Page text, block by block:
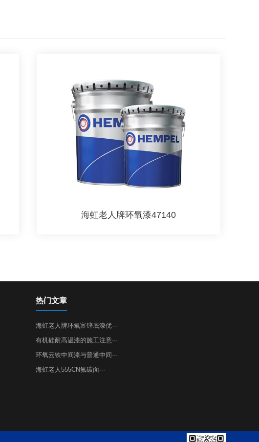
海虹老人牌环氧漆47140
热门文章
海虹老人牌环氧富锌底漆优···
有机硅耐高温漆的施工注意···
环氧云铁中间漆与普通中间···
海虹老人555CN氟碳面···